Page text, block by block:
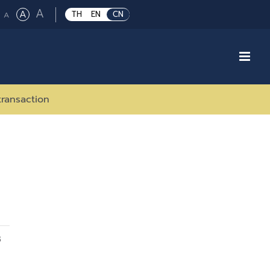
TH EN CN
ASmall
ARegular
A Large
font